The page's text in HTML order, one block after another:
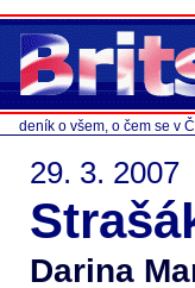
deník o všem, o čem se v
29. 3. 2007
Darina